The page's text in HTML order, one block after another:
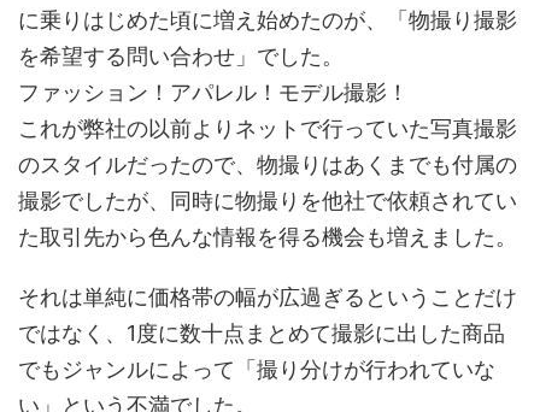
に乗りはじめた頃に増え始めたのが、「物撮り撮影
を希望する問い合わせ」でした。
ファッション！アパレル！モデル撮影！
これが弊社の以前よりネットで行っていた写真撮影
のスタイルだったので、物撮りはあくまでも付属の
撮影でしたが、同時に物撮りを他社で依頼されてい
た取引先から色んな情報を得る機会も増えました。
それは単純に価格帯の幅が広過ぎるということだけ
ではなく、1度に数十点まとめて撮影に出した商品
でもジャンルによって「撮り分けが行われていな
い」という不満でした。